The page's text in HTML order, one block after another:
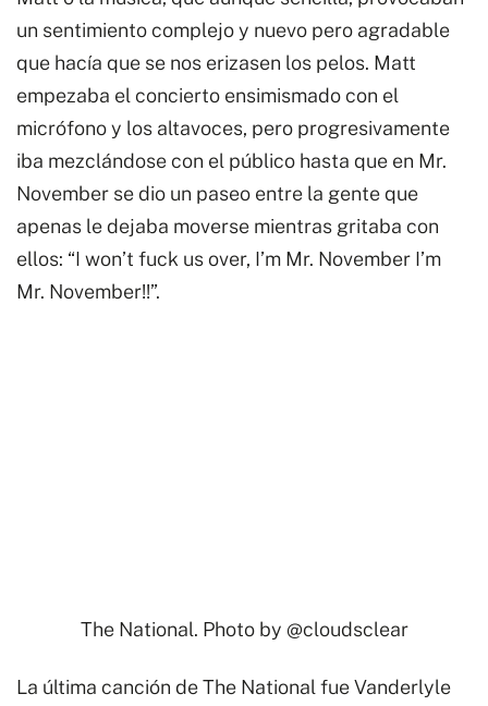
un sentimiento complejo y nuevo pero agradable
que hacía que se nos erizasen los pelos. Matt
empezaba el concierto ensimismado con el
micrófono y los altavoces, pero progresivamente
iba mezclándose con el público hasta que en Mr.
November se dio un paseo entre la gente que
apenas le dejaba moverse mientras gritaba con
ellos: “I won’t fuck us over, I’m Mr. November I’m
Mr. November!!”.
The National. Photo by @cloudsclear
La última canción de The National fue Vanderlyle